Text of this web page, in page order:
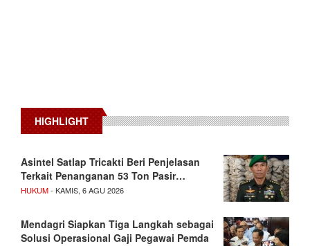
HIGHLIGHT
Asintel Satlap Tricakti Beri Penjelasan
Terkait Penanganan 53 Ton Pasir…
HUKUM- KAMIS, 6 AGU 2026
Mendagri Siapkan Tiga Langkah sebagai
Solusi Operasional Gaji Pegawai Pemda